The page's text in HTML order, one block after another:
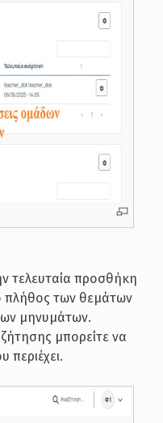
τελευταία προσθήκη
πλήθος των θεμάτων
μηνυμάτων.
μπορείτε να
περιέχει.